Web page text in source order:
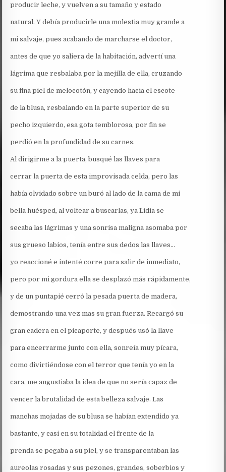
producir leche, y vuelven a su tamaño y estado
natural. Y debía producirle una molestia muy grande a
mi salvaje, pues acabando de marcharse el doctor,
antes de que yo saliera de la habitación, advertí una
lágrima que resbalaba por la mejilla de ella, cruzando
su fina piel de melocotón, y cayendo hacia el escote
de la blusa, resbalando en la parte superior de su
pecho izquierdo, esa gota temblorosa, por fin se
perdió en la profundidad de su carnes.
Al dirigirme a la puerta, busqué las llaves para
cerrar la puerta de esta improvisada celda, pero las
había olvidado sobre un buró al lado de la cama de mi
bella huésped, al voltear a buscarlas, ya Lidia se
secaba las lágrimas y una sonrisa maligna asomaba por
sus grueso labios, tenía entre sus dedos las llaves…
yo reaccioné e intenté corre para salir de inmediato,
pero por mi gordura ella se desplazó más rápidamente,
y de un puntapié cerró la pesada puerta de madera,
demostrando una vez mas su gran fuerza. Recargó su
gran cadera en el picaporte, y después usó la llave
para encerrarme junto con ella, sonreía muy pícara,
como divirtiéndose con el terror que tenía yo en la
cara, me angustiaba la idea de que no sería capaz de
vencer la brutalidad de esta belleza salvaje. Las
manchas mojadas de su blusa se habían extendido ya
bastante, y casi en su totalidad el frente de la
prenda se pegaba a su piel, y se transparentaban las
aureolas rosadas y sus pezones, grandes, soberbios y